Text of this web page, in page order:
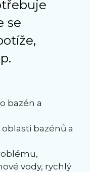
se
bazén a
bazénů a
vody, rychlý